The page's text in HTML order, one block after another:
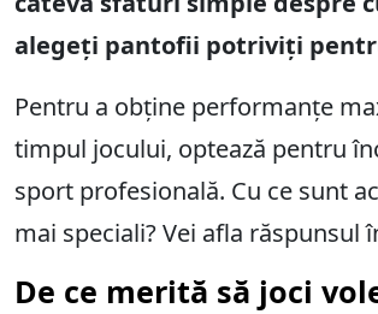
alegeți pantofii potriviți
Pentru a obține performanțe
timpul jocului, optează pentru
sport profesională. Cu ce sunt
mai speciali? Vei afla răspunsul
De ce merită să joci